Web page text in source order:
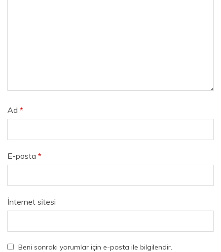
Ad *
E-posta *
İnternet sitesi
Beni sonraki yorumlar için e-posta ile bilgilendir.